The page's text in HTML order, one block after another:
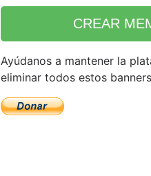
CREAR
Ayúdanos a mantener la
eliminar todos estos